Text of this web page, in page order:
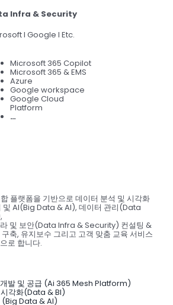
Infra & Security
l Google l Etc.
Microsoft 365 Copilot
Microsoft 365 & EMS
Azure
Google workspace
Google Cloud
Platform
…
플랫폼을 기반으로 데이터 분석 및 시각화
및 AI(Big Data & AI), 데이터 관리(Data
라 및 보안(Data Infra & Security) 컨설팅 &
축, 유지보수 그리고 고객 맞춤 교육 서비스
로 합니다.
발 및 공급 (Ai 365 Mesh Platform)
각화(Data & BI)
(Big Data & AI)